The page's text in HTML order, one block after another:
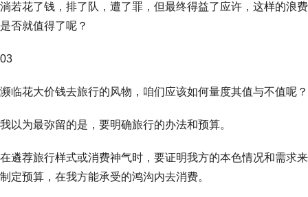
淌若花了钱，排了队，遭了罪，但最终得益了应许，这样的浪费
是否就值得了呢？
03
濒临花大价钱去旅行的风物，咱们应该如何量度其值与不值呢？
我以为最弥留的是，要明确旅行的办法和预算。
在遴荐旅行样式或消费神气时，要证明我方的本色情况和需求来
制定预算，在我方能承受的鸿沟内去消费。